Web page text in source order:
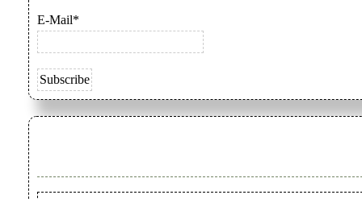
E-Mail*